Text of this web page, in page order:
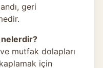
geri
nelerdir?
mutfak dolapları
için